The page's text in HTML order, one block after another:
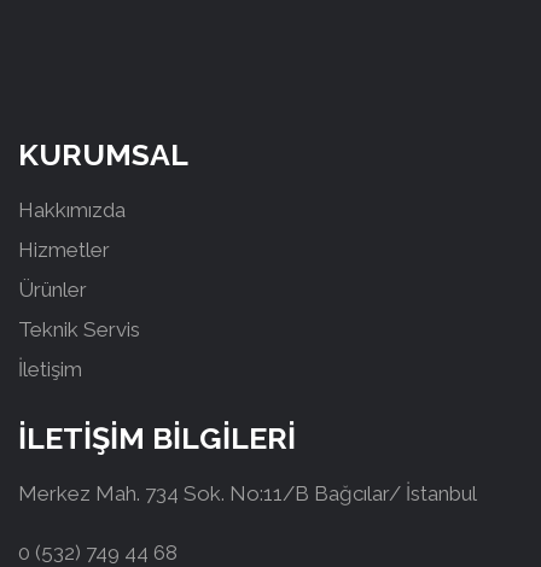
KURUMSAL
Hakkımızda
Hizmetler
Ürünler
Teknik Servis
İletişim
İLETİŞİM BİLGİLERİ
Merkez Mah. 734 Sok. No:11/B Bağcılar/ İstanbul
0 (532) 749 44 68